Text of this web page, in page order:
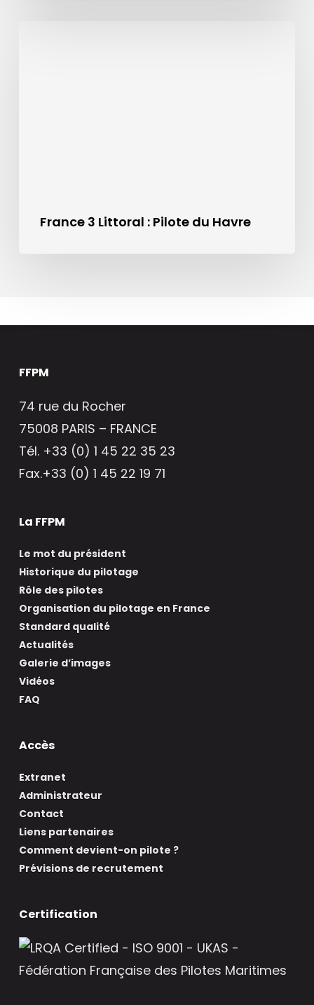
France 3 Littoral : Pilote du Havre
FFPM
74 rue du Rocher
75008 PARIS – FRANCE
Tél. +33 (0) 1 45 22 35 23
Fax.+33 (0) 1 45 22 19 71
La FFPM
Le mot du président
Historique du pilotage
Rôle des pilotes
Organisation du pilotage en France
Standard qualité
Actualités
Galerie d’images
Vidéos
FAQ
Accès
Extranet
Administrateur
Contact
Liens partenaires
Comment devient-on pilote ?
Prévisions de recrutement
Certification